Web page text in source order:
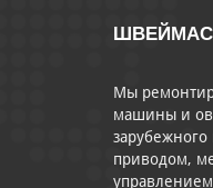
Мы
машины и
зарубежного
приводом,